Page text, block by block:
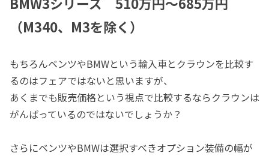
（M340、M3を除く）
もちろんベンツやBMWという輸入車とクラウンを比較す
るのはフェアではないと思いますが、
あくまでも販売価格という視点で比較するならクラウンは
がんばっているのではないでしょうか？
さらにベンツやBMWは選択すべきオプション装備の幅が